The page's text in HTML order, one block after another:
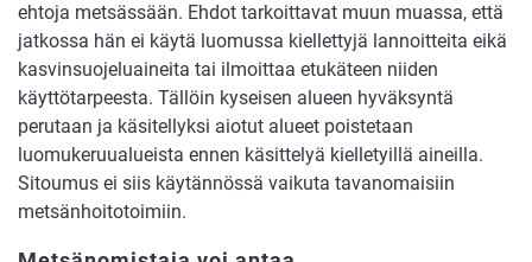
ehtoja metsässään. Ehdot tarkoittavat muun muassa, että
jatkossa hän ei käytä luomussa kiellettyjä lannoitteita eikä
kasvinsuojeluaineita tai ilmoittaa etukäteen niiden
käyttötarpeesta. Tällöin kyseisen alueen hyväksyntä
perutaan ja käsitellyksi aiotut alueet poistetaan
luomukeruualueista ennen käsittelyä kielletyillä aineilla.
Sitoumus ei siis käytännössä vaikuta tavanomaisiin
metsänhoitotoimiin.